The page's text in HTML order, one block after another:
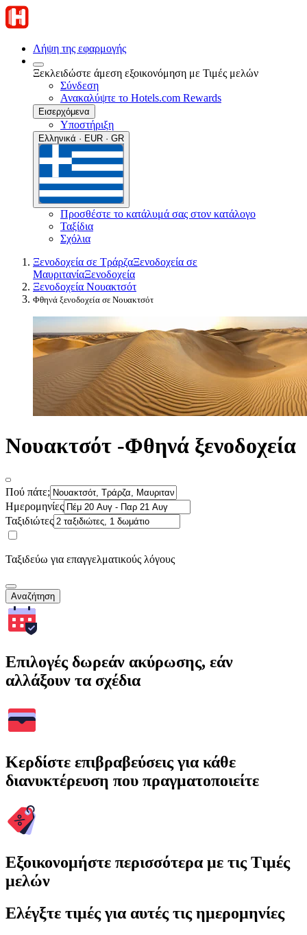
Λήψη της εφαρμογής
Ξεκλειδώστε άμεση εξοικονόμηση με Τιμές μελών
Σύνδεση
Ανακαλύψτε το Hotels.com Rewards
Εισερχόμενα
Υποστήριξη
Ελληνικά · EUR · GR
Προσθέστε το κατάλυμά σας στον κατάλογο
Ταξίδια
Σχόλια
Ξενοδοχεία σε ΤράρζαΞενοδοχεία σε
ΜαυριτανίαΞενοδοχεία
Ξενοδοχεία Νουακτσότ
Φθηνά ξενοδοχεία σε Νουακτσότ
Νουακτσότ -Φθηνά ξενοδοχεία
Πού πάτε;
Ημερομηνίες
Ταξιδιώτες
Ταξιδεύω για επαγγελματικούς λόγους
Αναζήτηση
Επιλογές δωρεάν ακύρωσης, εάν
αλλάξουν τα σχέδια
Κερδίστε επιβραβεύσεις για κάθε
διανυκτέρευση που πραγματοποιείτε
Εξοικονομήστε περισσότερα με τις Τιμές
μελών
Ελέγξτε τιμές για αυτές τις ημερομηνίες